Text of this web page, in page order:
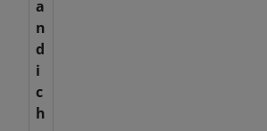
a
n
d
i
c
h